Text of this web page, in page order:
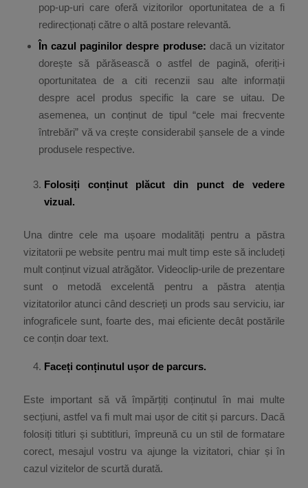
pop-up-uri care oferă vizitorilor oportunitatea de a fi
redirecționați către o altă postare relevantă.
În cazul paginilor despre produse: dacă un vizitator
dorește să părăsească o astfel de pagină, oferiți-i
oportunitatea de a citi recenzii sau alte informații
despre acel produs specific la care se uitau. De
asemenea, un conținut de tipul “cele mai frecvente
întrebări” vă va crește considerabil șansele de a vinde
produsele respective.
Folosiți conținut plăcut din punct de vedere
vizual.
Una dintre cele ma ușoare modalități pentru a păstra
vizitatorii pe website pentru mai mult timp este să includeți
mult conținut vizual atrăgător. Videoclip-urile de prezentare
sunt o metodă excelentă pentru a păstra atenția
vizitatorilor atunci când descrieți un prods sau serviciu, iar
infograficele sunt, foarte des, mai eficiente decât postările
ce conțin doar text.
Faceți conținutul ușor de parcurs.
Este important să vă împărțiți conținutul în mai multe
secțiuni, astfel va fi mult mai ușor de citit și parcurs. Dacă
folosiți titluri și subtitluri, împreună cu un stil de formatare
corect, mesajul vostru va ajunge la vizitatori, chiar și în
cazul vizitelor de scurtă durată.